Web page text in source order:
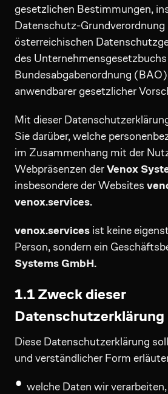
gesetzlichen Bestimmungen,
Datenschutz-
österreichischen
des
Bundesabgabenordnung
anwendbarer gesetzlicher
Mit dieser
Sie darüber, welche
im Zusammenhang mit der
Webpräsenzen derVenox
insbesondere der Websites
venox.services.
venox.services ist keine
Person, sondern ein
Systems GmbH.
1.1 Zweck dieser
Datenschutzerklärung
Diese Datenschutzerklärung
und verständlicher Form
welche Daten wir verarbeiten,